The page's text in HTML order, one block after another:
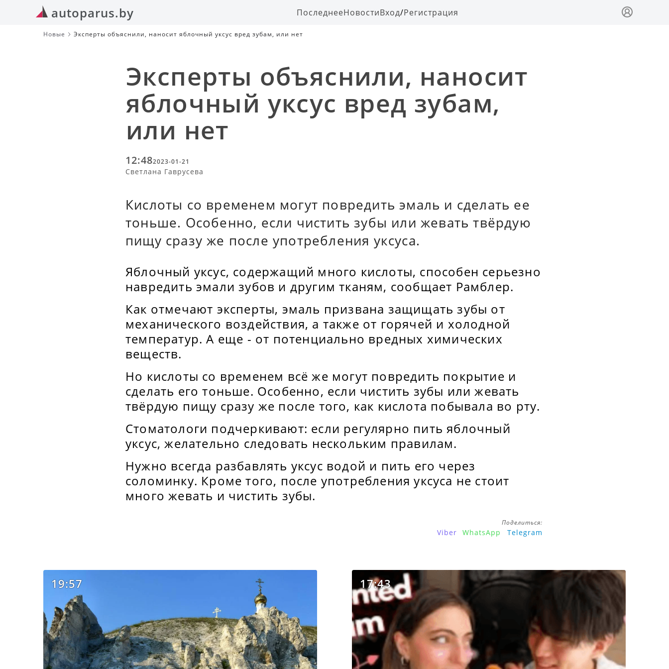
autoparus.by ПоследнееНовостиВход/Регистрация
Новые Эксперты объяснили, наносит яблочный уксус вред зубам, или нет
Эксперты объяснили, наносит
яблочный уксус вред зубам,
или нет
12:482023-01-21
Светлана Гаврусева
Кислоты со временем могут повредить эмаль и сделать ее
тоньше. Особенно, если чистить зубы или жевать твёрдую
пищу сразу же после употребления уксуса.
Яблочный уксус, содержащий много кислоты, способен серьезно
навредить эмали зубов и другим тканям, сообщает Рамблер.
Как отмечают эксперты, эмаль призвана защищать зубы от
механического воздействия, а также от горячей и холодной
температур. А еще - от потенциально вредных химических
веществ.
Но кислоты со временем всё же могут повредить покрытие и
сделать его тоньше. Особенно, если чистить зубы или жевать
твёрдую пищу сразу же после того, как кислота побывала во рту.
Стоматологи подчеркивают: если регулярно пить яблочный
уксус, желательно следовать нескольким правилам.
Нужно всегда разбавлять уксус водой и пить его через
соломинку. Кроме того, после употребления уксуса не стоит
много жевать и чистить зубы.
Поделиться:
Viber WhatsApp Telegram
19:57 17:43